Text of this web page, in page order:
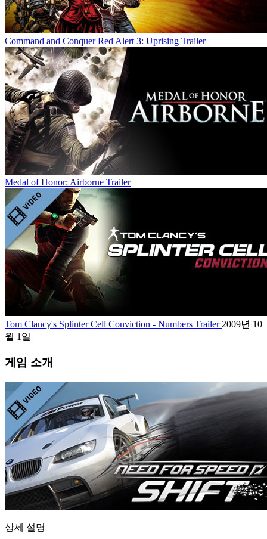
Command and Conquer Red Alert 3: Uprising Trailer
Medal of Honor: Airborne Trailer
Tom Clancy's Splinter Cell Conviction - Numbers Trailer 2009년 10
월 1일
게임 소개
상세 설명